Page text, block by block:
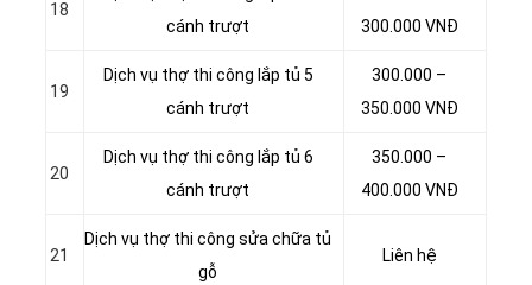
18
cánh trượt
300.000 VNĐ
19
Dịch vụ thợ thi công lắp tủ 5
cánh trượt
300.000 –
350.000 VNĐ
20
Dịch vụ thợ thi công lắp tủ 6
cánh trượt
350.000 –
400.000 VNĐ
21
Dịch vụ thợ thi công sửa chữa tủ
gỗ
Liên hệ